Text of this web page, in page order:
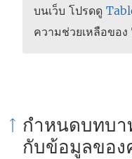
บนเว็บ โปรดดู
ความช่วยเหลือขอ
กำหนดบทบา
กับข้อมูลขอ